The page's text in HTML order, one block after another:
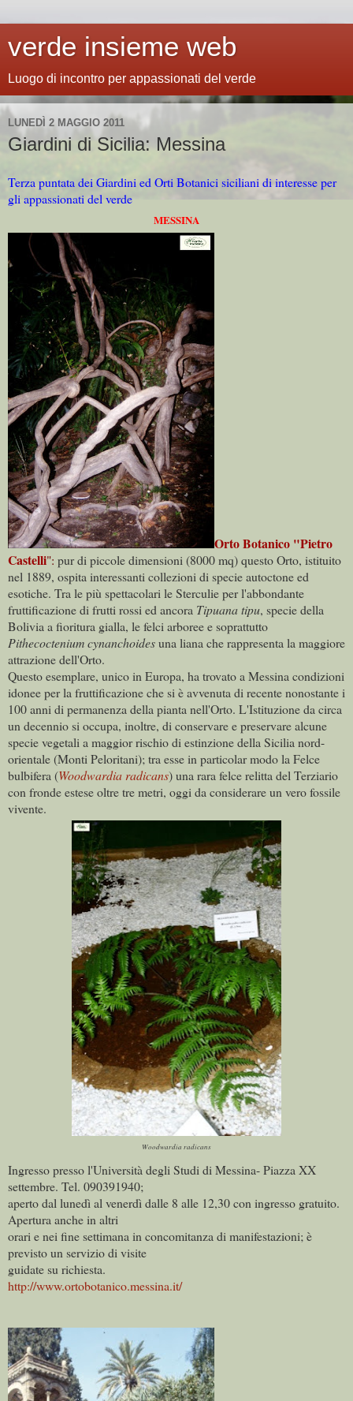
verde insieme web
Luogo di incontro per appassionati del verde
LUNEDÌ 2 MAGGIO 2011
Giardini di Sicilia: Messina
Terza puntata dei Giardini ed Orti Botanici siciliani di interesse per
gli appassionati del verde
MESSINA
Orto Botanico "Pietro
Castelli": pur di piccole dimensioni (8000 mq) questo Orto, istituito
nel 1889, ospita interessanti collezioni di specie autoctone ed
esotiche. Tra le più spettacolari le Sterculie per l'abbondante
fruttificazione di frutti rossi ed ancora Tipuana tipu, specie della
Bolivia a fioritura gialla, le felci arboree e soprattutto
Pithecoctenium cynanchoidesuna liana che rappresenta la maggiore
attrazione dell'Orto.
Questo esemplare, unico in Europa, ha trovato a Messina condizioni
idonee per la fruttificazione che si è avvenuta di recente nonostante i
100 anni di permanenza della pianta nell'Orto. L'Istituzione da circa
un decennio si occupa, inoltre, di conservare e preservare alcune
specie vegetali a maggior rischio di estinzione della Sicilia nord-
orientale (Monti Peloritani); tra esse in particolar modo la Felce
bulbifera (Woodwardia radicans) una rara felce relitta del Terziario
con fronde estese oltre tre metri, oggi da considerare un vero fossile
vivente.
Woodwardia radicans
Ingresso presso l'Università degli Studi di Messina- Piazza XX
settembre. Tel. 090391940;
aperto dal lunedì al venerdì dalle 8 alle 12,30 con ingresso gratuito.
Apertura anche in altri
orari e nei fine settimana in concomitanza di manifestazioni; è
previsto un servizio di visite
guidate su richiesta.
http://www.ortobotanico.messina.it/